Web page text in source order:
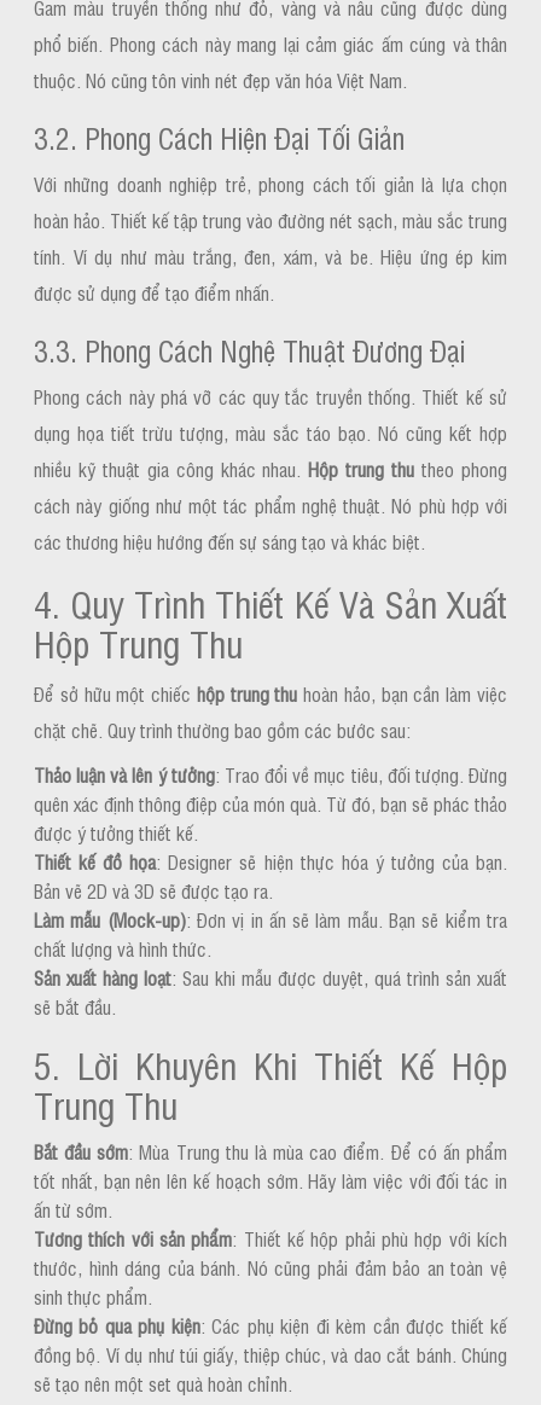
Gam màu truyền thống như đỏ, vàng và nâu cũng được dùng
phổ biến. Phong cách này mang lại cảm giác ấm cúng và thân
thuộc. Nó cũng tôn vinh nét đẹp văn hóa Việt Nam.
3.2. Phong Cách Hiện Đại Tối Giản
Với những doanh nghiệp trẻ, phong cách tối giản là lựa chọn
hoàn hảo. Thiết kế tập trung vào đường nét sạch, màu sắc trung
tính. Ví dụ như màu trắng, đen, xám, và be. Hiệu ứng ép kim
được sử dụng để tạo điểm nhấn.
3.3. Phong Cách Nghệ Thuật Đương Đại
Phong cách này phá vỡ các quy tắc truyền thống. Thiết kế sử
dụng họa tiết trừu tượng, màu sắc táo bạo. Nó cũng kết hợp
nhiều kỹ thuật gia công khác nhau.Hộp trung thu theo phong
cách này giống như một tác phẩm nghệ thuật. Nó phù hợp với
các thương hiệu hướng đến sự sáng tạo và khác biệt.
4. Quy Trình Thiết Kế Và Sản Xuất
Hộp Trung Thu
Để sở hữu một chiếc hộp trung thu hoàn hảo, bạn cần làm việc
chặt chẽ. Quy trình thường bao gồm các bước sau:
Thảo luận và lên ý tưởng: Trao đổi về mục tiêu, đối tượng. Đừng
quên xác định thông điệp của món quà. Từ đó, bạn sẽ phác thảo
được ý tưởng thiết kế.
Thiết kế đồ họa: Designer sẽ hiện thực hóa ý tưởng của bạn.
Bản vẽ 2D và 3D sẽ được tạo ra.
Làm mẫu (Mock-up): Đơn vị in ấn sẽ làm mẫu. Bạn sẽ kiểm tra
chất lượng và hình thức.
Sản xuất hàng loạt: Sau khi mẫu được duyệt, quá trình sản xuất
sẽ bắt đầu.
5. Lời Khuyên Khi Thiết Kế Hộp
Trung Thu
Bắt đầu sớm: Mùa Trung thu là mùa cao điểm. Để có ấn phẩm
tốt nhất, bạn nên lên kế hoạch sớm. Hãy làm việc với đối tác in
ấn từ sớm.
Tương thích với sản phẩm: Thiết kế hộp phải phù hợp với kích
thước, hình dáng của bánh. Nó cũng phải đảm bảo an toàn vệ
sinh thực phẩm.
Đừng bỏ qua phụ kiện: Các phụ kiện đi kèm cần được thiết kế
đồng bộ. Ví dụ như túi giấy, thiệp chúc, và dao cắt bánh. Chúng
sẽ tạo nên một set quà hoàn chỉnh.